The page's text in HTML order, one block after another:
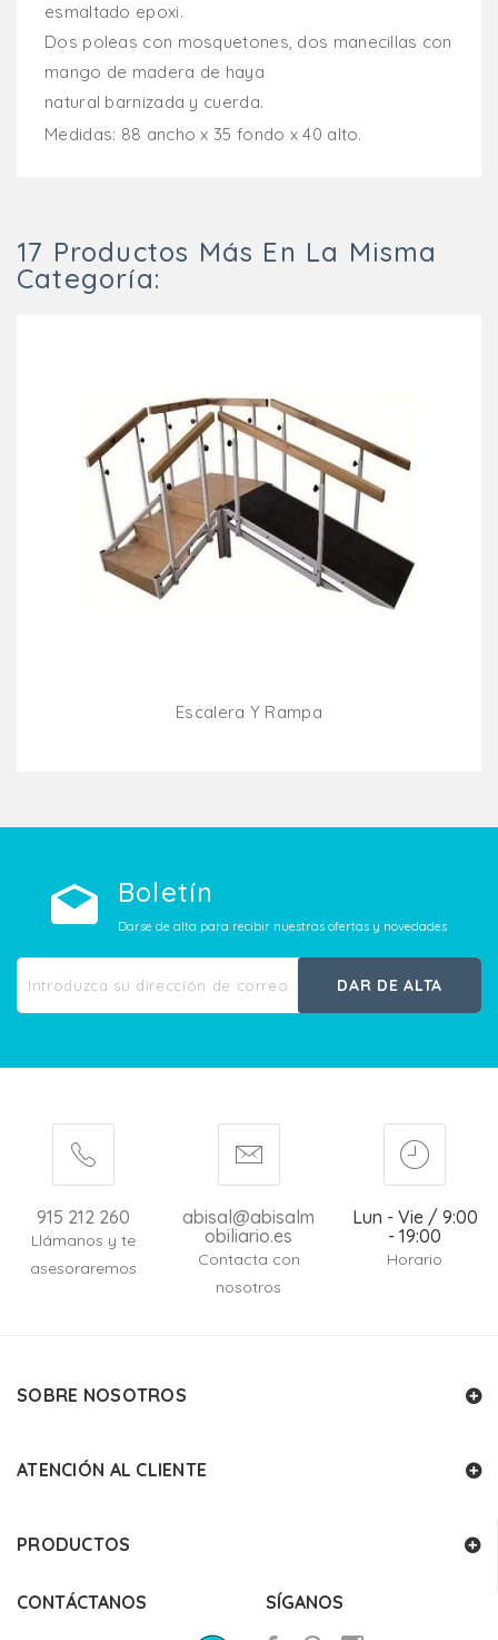
esmaltado epoxi.
Dos poleas con mosquetones, dos manecillas con
mango de madera de haya
natural barnizada y cuerda.
Medidas: 88 ancho x 35 fondo x 40 alto.
17 Productos Más En La Misma
Categoría:
Escalera Y Rampa
Boletín
Darse de alta para recibir nuestras ofertas y novedades
DAR DE ALTA
915 212 260
Llámanos y te
asesoraremos
abisal@abisalm
obiliario.es
Contacta con
nosotros
Lun - Vie / 9:00
- 19:00
Horario
SOBRE NOSOTROS
ATENCIÓN AL CLIENTE
PRODUCTOS
CONTÁCTANOS SÍGANOS